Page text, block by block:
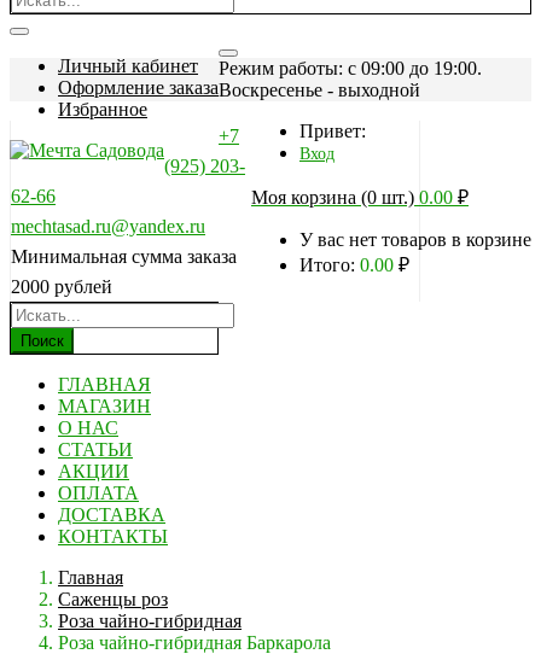
Личный кабинет
Оформление заказа
Избранное
Режим работы: c 09:00 до 19:00.
Воскресенье - выходной
Привет:
Вход
Моя корзина (0 шт.) 0.00 ₽
У вас нет товаров в корзине
Итого: 0.00 ₽
+7
(925) 203-
62-66
mechtasad.ru@yandex.ru
Минимальная сумма заказа
2000 рублей
Поиск
ГЛАВНАЯ
МАГАЗИН
О НАС
СТАТЬИ
АКЦИИ
ОПЛАТА
ДОСТАВКА
КОНТАКТЫ
Главная
Саженцы роз
Роза чайно-гибридная
Роза чайно-гибридная Баркарола